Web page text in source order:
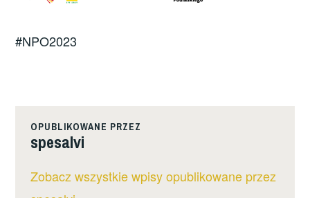
#NPO2023
OPUBLIKOWANE PRZEZ
spesalvi
Zobacz wszystkie wpisy opublikowane przez